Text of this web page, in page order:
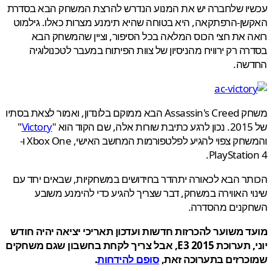
שלחברה יש את המנוע הנדרש להרצת המשחק הבא בסדרת
הרפתקאה, היא בטוחה שהיא תימנע מצרות כאלו. גילמוט
את חצי הכוס המלאה בכל הסיפור, וציין שהמשחק הבא
רק ירוויח מהניסיון של צוות הפיתוח במעבר לטכנולוגיה
משחק Assassin's Creed הבא ממוקם בלונדון, ואמור לצאת בסתיו
Victory
"
והמשחק צפוי להגיע לפלטפורמות המחשב האישי, Xbox One ו-
הבא לכאורה יתהדר בחידושים במשחקיות, שבאים יחד עם
האווירה במשחק, דבר שצריך להגיע כדי להימנע משובע
מהסדרה.
משוער להכרזות חדשות ועדכון תאריכי יציאה יהיה חודש
יוני, תערוכת E3 2015, אבל צריך לקחת בחשבון שגם משחקים
בתערוכה זאת,סופם להידחות.